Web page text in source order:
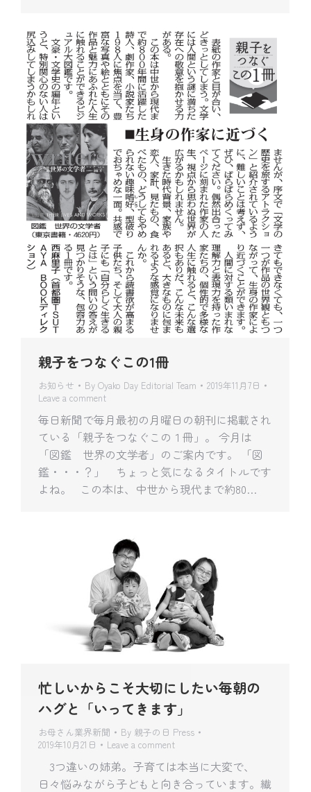
親子をつなぐこの1冊
お知らせ By Oyako Day Editorial Team
2019年11月7日
Leave a comment
毎日新聞で毎月最初の月曜日の朝刊に掲載され
ている「親子をつなぐこの１冊」。 今月は
「図鑑 世界の文学者」のご案内です。 「図
鑑・・・？」 ちょっと気になるタイトルです
よね。 この本は、中世から現代まで約80…
忙しいからこそ大切にしたい毎朝の
ハグと「いってきます」
お母さん業界新聞 By 親子の日 Press
2019年10月21日
Leave a comment
3つ違いの姉弟。子育ては本当に大変で、
日々悩みながら子どもと向き合っています。繊